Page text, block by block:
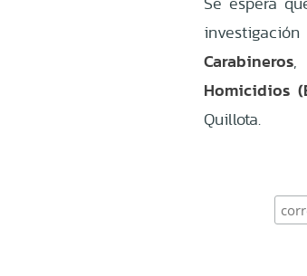
Carabineros,
Homicidios
Quillota.